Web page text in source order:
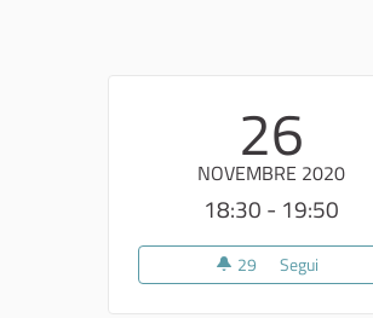
26
NOVEMBRE 2020
18:30 - 19:50
29 29 sostenitori
Segui